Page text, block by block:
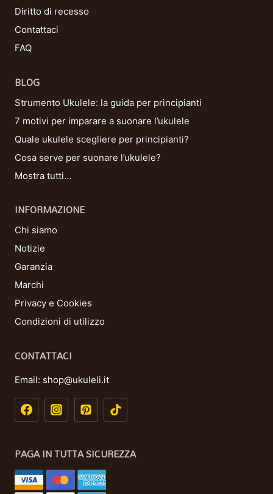
Diritto di recesso
Contattaci
FAQ
BLOG
Strumento Ukulele: la guida per principianti
7 motivi per imparare a suonare l’ukulele
Quale ukulele scegliere per principianti?
Cosa serve per suonare l’ukulele?
Mostra tutti…
INFORMAZIONE
Chi siamo
Notizie
Garanzia
Marchi
Privacy e Cookies
Condizioni di utilizzo
CONTATTACI
Email: shop@ukuleli.it
PAGA IN TUTTA SICUREZZA